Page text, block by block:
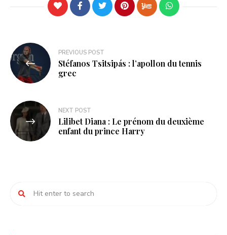
Navigation
de
l’article
PREVIOUS POST
Stéfanos Tsitsipás : l’apollon du tennis
grec
NEXT POST
Lilibet Diana : Le prénom du deuxième
enfant du prince Harry